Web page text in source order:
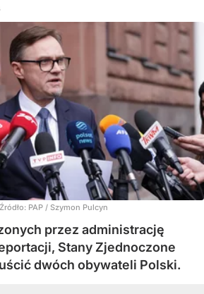
Źródło: PAP / Szymon Pulcyn
przez administrację
Stany Zjednoczone
dwóch obywateli Polski.